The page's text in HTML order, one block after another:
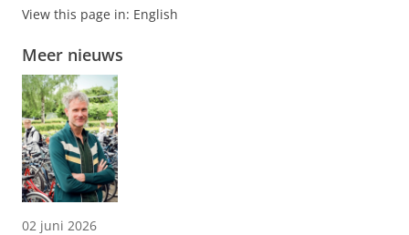
View this page in: English
Meer nieuws
02 juni 2026